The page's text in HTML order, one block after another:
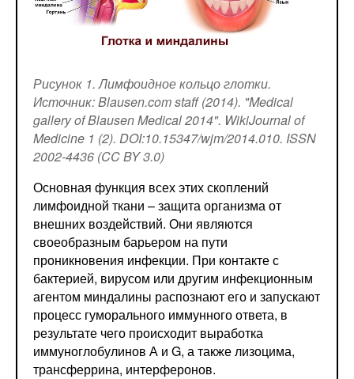
Рисунок 1. Лимфоидное кольцо глотки.
Источник: Blausen.com staff (2014). "Medical
gallery of Blausen Medical 2014". WikiJournal of
Medicine 1 (2). DOI:10.15347/wjm/2014.010. ISSN
2002-4436 (CC BY 3.0)
Основная функция всех этих скоплений
лимфоидной ткани – защита организма от
внешних воздействий. Они являются
своеобразным барьером на пути
проникновения инфекции. При контакте с
бактерией, вирусом или другим инфекционным
агентом миндалины распознают его и запускают
процесс гуморального иммунного ответа, в
результате чего происходит выработка
иммуноглобулинов А и G, а также лизоцима,
трансферрина, интерферонов.